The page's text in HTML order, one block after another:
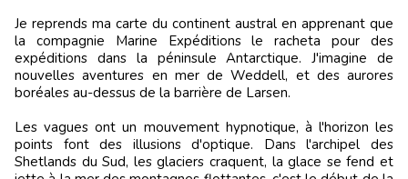
Je reprends ma carte du continent austral en apprenant que
la compagnie Marine Expéditions le racheta pour des
expéditions dans la péninsule Antarctique. J'imagine de
nouvelles aventures en mer de Weddell, et des aurores
boréales au-dessus de la barrière de Larsen.
Les vagues ont un mouvement hypnotique, à l'horizon les
points font des illusions d'optique. Dans l'archipel des
Shetlands du Sud, les glaciers craquent, la glace se fend et